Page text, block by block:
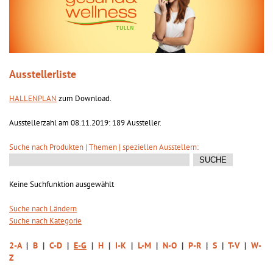
Ausstellerliste
HALLENPLAN zum Download.
Ausstellerzahl am 08.11.2019: 189 Aussteller.
Suche nach Produkten | Themen | speziellen Ausstellern:
Keine Suchfunktion ausgewählt
Suche nach Ländern
Suche nach Kategorie
2-A| B | C-D | E-G | H | I-K | L-M | N-O | P-R | S | T-V| W-
Z